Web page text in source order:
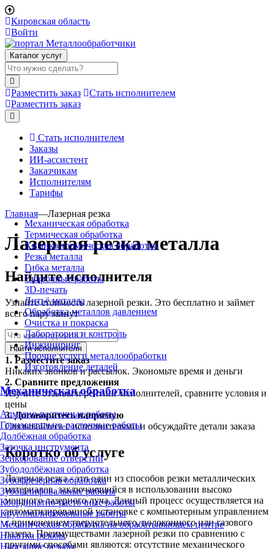
Кировская область
Войти
Каталог услуг
Разместить заказ
Стать исполнителем
Разместить заказ
Стать исполнителем
Заказы
ИИ-ассистент
Заказчикам
Исполнителям
Тарифы
Механическая обработка
Термическая обработка
Химико-термическая обработка
Резка металла
Гибка металла
Сварочные работы
3D-печать
Литьё металла
Обработка металлов давлением
Очистка и покраска
Лаборатория и контроль
Инжиниринг
Прочие услуги металлообработки
Изготовление деталей
Механическая обработка
Алмазно-расточные работы
Горизонтально-расточные работы
Долбёжная обработка
Заточка инструмента
Зенкерование отверстий
Зубодолбёжная обработка
Зубофрезерная обработка
Зубошлифовальные работы
Координатно-расточные работы
Круглошлифовальные работы
Механическая обработка на обрабатывающем центре
Накатка резьбы
Нарезание резьбы
Главная—Лазерная резка
Лазерная резка металла
Найдите исполнителя
Узнайте стоимость лазерной резки. Это бесплатно и займет
всего пару минут
Найти исполнителя
1. Разместите заказ
Никаких звонков и рассылок. Экономьте время и деньги
2. Сравните предложения
Изучите отзывы и рейтинг исполнителей, сравните условия и
цены
3.Договоритесь напрямую
Связывайтесь с исполнителями и обсуждайте детали заказа
Коротко об услуге
Лазерная резка - это один из способов резки металлических
материалов, заключающийся в использовании высоко
мощного лазерного луча. Данный процесс осуществляется на
автоматизированной установке с компьютерным управлением
с применением твердотельного, волоконного или газового
лазера. Преимуществами лазерной резки по сравнению с
другими способами являются: отсутствие механического